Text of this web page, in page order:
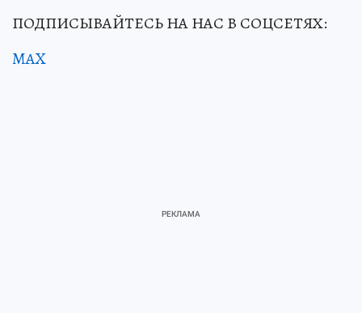
ПОДПИСЫВАЙТЕСЬ НА НАС В СОЦСЕТЯХ:
MAX